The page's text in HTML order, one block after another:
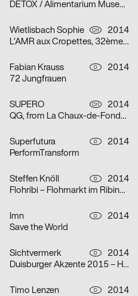
DETOX / Alimentarium Museum
Wietlisbach Sophie CH
2014
L’AMR aux Cropettes, 32ème édition
Fabian Krauss D
2014
72 Jungfrauen
SUPERO CH
2014
QG, from La Chaux-de-Fonds with love
Superfutura D
2014
PerformTransform
Steffen Knöll D
2014
Flohribi – Flohmarkt im Ribingurumu
lmn D
2014
Save the World
Sichtvermerk D
2014
Duisburger Akzente 2015 – Heimat
Timo Lenzen D
2014